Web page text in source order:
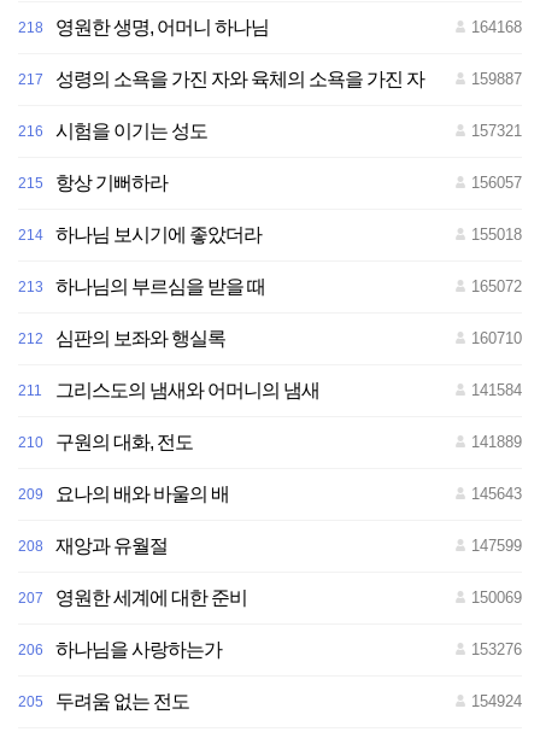
218 영원한 생명, 어머니 하나님 164168
217 성령의 소욕을 가진 자와 육체의 소욕을 가진 자 159887
216 시험을 이기는 성도 157321
215 항상 기뻐하라 156057
214 하나님 보시기에 좋았더라 155018
213 하나님의 부르심을 받을 때 165072
212 심판의 보좌와 행실록 160710
211 그리스도의 냄새와 어머니의 냄새 141584
210 구원의 대화, 전도 141889
209 요나의 배와 바울의 배 145643
208 재앙과 유월절 147599
207 영원한 세계에 대한 준비 150069
206 하나님을 사랑하는가 153276
205 두려움 없는 전도 154924